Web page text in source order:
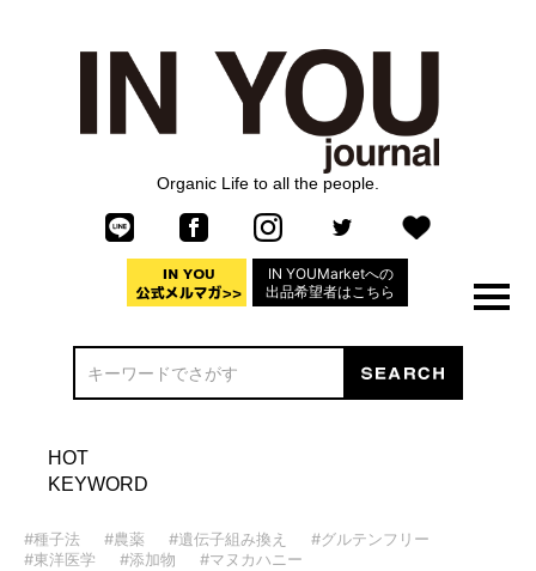
Organic Life to all the people.
IN YOUMarketへの
出品希望者はこちら
HOT
KEYWORD
#種子法 #農薬 #遺伝子組み換え
#グルテンフリー
#東洋医学
#添加物 #マヌカハニー